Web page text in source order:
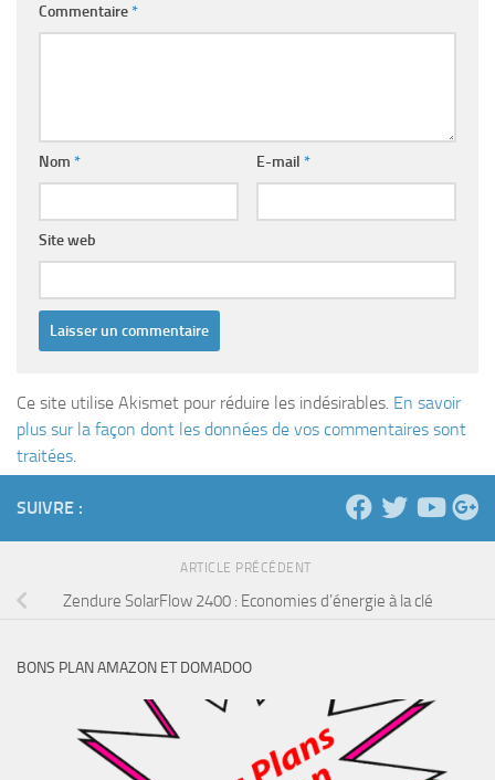
Commentaire*
Nom * E-mail *
Site web
Ce site utilise Akismet pour réduire les indésirables. En savoir
plus sur la façon dont les données de vos commentaires sont
traitées.
SUIVRE :
ARTICLE PRÉCÉDENT
Zendure SolarFlow 2400 : Economies d’énergie à la clé
BONS PLAN AMAZON ET DOMADOO